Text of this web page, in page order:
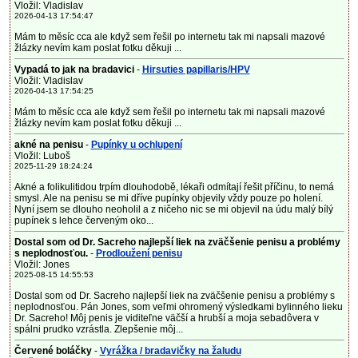
Vložil: Vladislav
2026-04-13 17:54:47
Mám to měsíc cca ale když sem řešil po internetu tak mi napsali mazové
žlázky nevím kam poslat fotku děkuji ...
Vypadá to jak na bradavici - Hirsuties papillaris/HPV
Vložil: Vladislav
2026-04-13 17:54:25
Mám to měsíc cca ale když sem řešil po internetu tak mi napsali mazové
žlázky nevím kam poslat fotku děkuji ...
akné na penisu- Pupínky u ochlupení
Vložil: Luboš
2025-11-29 18:24:24
Akné a folikulitidou trpím dlouhodobě, lékaři odmítají řešit příčinu, to nemá
smysl. Ale na penisu se mi dříve pupínky objevily vždy pouze po holení.
Nyní jsem se dlouho neoholil a z ničeho nic se mi objevil na údu malý bílý
pupínek s lehce červeným oko...
Dostal som od Dr. Sacreho najlepší liek na zväčšenie penisu a problémy
s neplodnosťou.- Prodloužení penisu
Vložil: Jones
2025-08-15 14:55:53
Dostal som od Dr. Sacreho najlepší liek na zväčšenie penisu a problémy s
neplodnosťou. Pán Jones, som veľmi ohromený výsledkami bylinného lieku
Dr. Sacreho! Môj penis je viditeľne väčší a hrubší a moja sebadôvera v
spálni prudko vzrástla. Zlepšenie môj...
Červené boláčky - Vyrážka / bradavičky na žaludu